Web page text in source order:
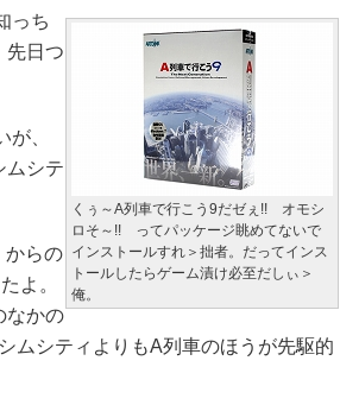
くぅ～A列車で行こう9だゼぇ!! オモシ
ロそ～!! ってパッケージ眺めてないで
インストールすれ＞拙者。だってインス
トールしたらゲーム漬け必至だしぃ＞
俺。
っち
先日つ
が、
ムシテ
からの
よ。
なかの
ムシティよりもA列車のほうが先駆的